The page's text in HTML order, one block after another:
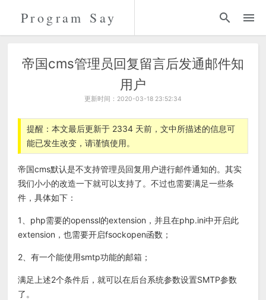
Program Say 代码
帝国cms管理员回复留言后发通邮件知
用户
更新时间：2020-03-18 23:52:34
提醒：本文最后更新于 2334 天前，文中所描述的信息可
能已发生改变，请谨慎使用。
帝国cms默认是不支持管理员回复用户进行邮件通知的。其实
我们小小的改造一下就可以支持了。不过也需要满足一些条
件，具体如下：
1、php需要的openssl的extension，并且在php.ini中开启此
extension，也需要开启fsockopen函数；
2、有一个能使用smtp功能的邮箱；
满足上述2个条件后，就可以在后台系统参数设置SMTP参数
了。